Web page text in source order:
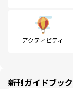
アクティビティ
新刊ガイドブック